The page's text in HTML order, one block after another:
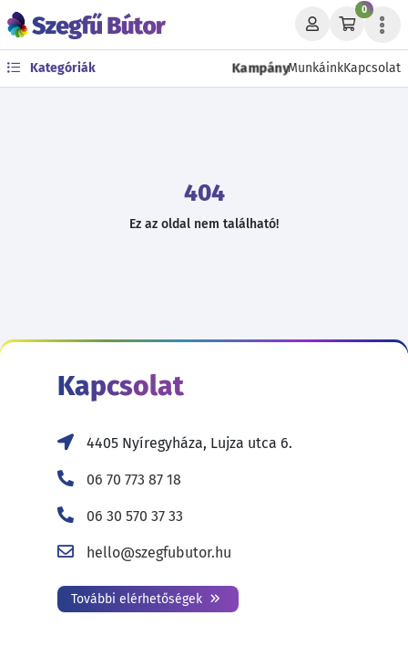
0
Kategóriák KampányMunkáinkKapcsolat
404
Ez az oldal nem található!
Kapcsolat
4405 Nyíregyháza, Lujza utca 6.
06 70 773 87 18
06 30 570 37 33
hello@szegfubutor.hu
További elérhetőségek